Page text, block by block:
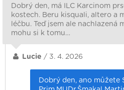
Dobrý den, má ILC Karcinom
kostech. Beru kisquali, altero a
léčbu. Teď jsem ale nachlazená
mohu si k tomu…
Lucie / 3. 4. 2026
Dobrý den, ano můžete